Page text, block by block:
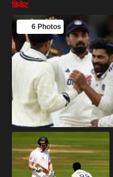
क्रिकेट
6 Photos